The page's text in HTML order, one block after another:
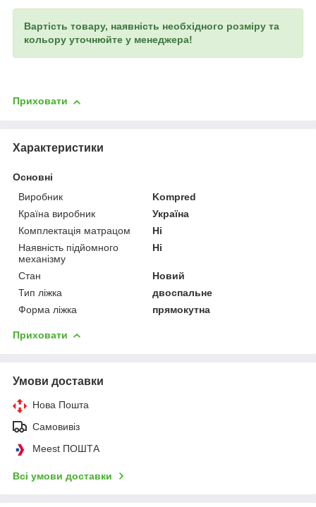
Вартість товару, наявність необхідного розміру та
кольору уточнюйте у менеджера!
Приховати
Характеристики
Основні
Виробник
Kompred
Країна виробник
Україна
Комплектація матрацом
Ні
Наявність підйомного
механізму
Ні
Стан
Новий
Тип ліжка
двоспальне
Форма ліжка
прямокутна
Приховати
Умови доставки
Нова Пошта
Самовивіз
Meest ПОШТА
Всі умови доставки